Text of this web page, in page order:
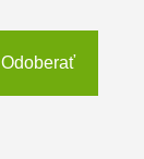
Odoberať